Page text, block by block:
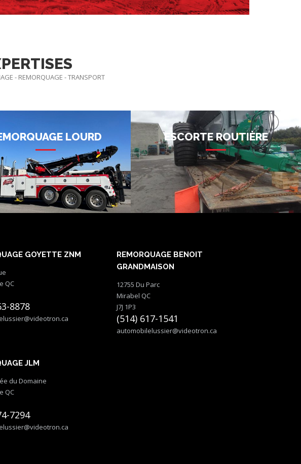
- REMORQUAGE - TRANSPORT
LOURD ESCORTE ROUTIÈRE
GOYETTE ZNM
QC
8878
JLM
du Domaine
QC
7294
REMORQUAGE BENOIT
GRANDMAISON
12755 Du Parc
Mirabel QC
J7J 1P3
(514) 617-1541
automobilelussier@videotron.ca